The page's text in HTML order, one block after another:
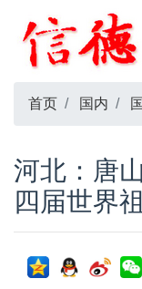
首页 国内
河北：唐
四届世界